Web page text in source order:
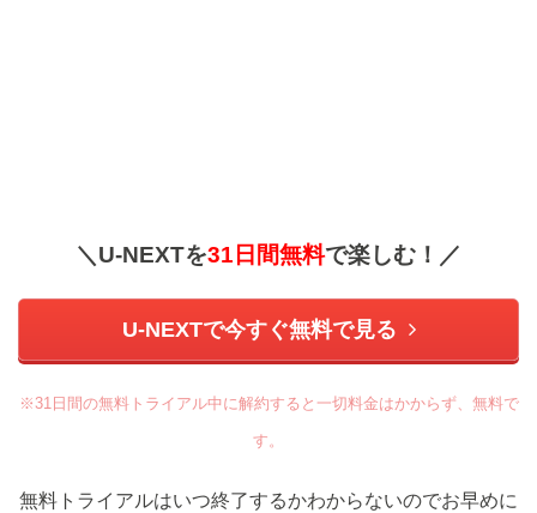
＼U-NEXTを31日間無料で楽しむ！／
U-NEXTで今すぐ無料で見る
※31日間の無料トライアル中に解約すると一切料金はかからず、無料で
す。
無料トライアルはいつ終了するかわからないのでお早めに